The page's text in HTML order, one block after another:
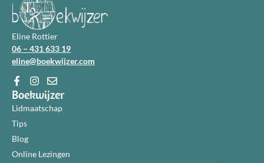
Eline Rottier
06 – 431 633 19
eline@boekwijzer.com
Boekwijzer
Lidmaatschap
Tips
Blog
Online Lezingen